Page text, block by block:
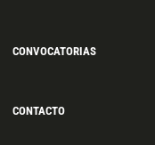
CONVOCATORIAS
CONTACTO